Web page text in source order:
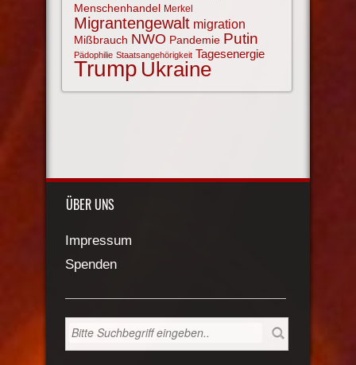
Menschenhandel Merkel
Migrantengewalt migration
Mißbrauch NWO Pandemie Putin
Pädophilie Staatsangehörigkeit Tagesenergie
Trump Ukraine
ÜBER UNS
Impressum
Spenden